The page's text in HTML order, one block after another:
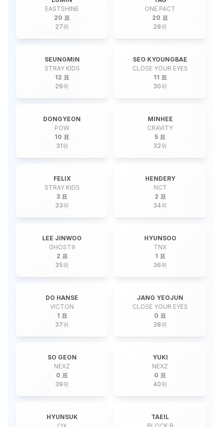
EASTSHINE
20 표
27위
ONE PACT
20 표
28위
SEUNGMIN
STRAY KIDS
12 표
29위
SEO KYOUNGBAE
CLOSE YOUR EYES
11 표
30위
DONGYEON
POW
10 표
31위
MINHEE
CRAVITY
5 표
32위
FELIX
STRAY KIDS
3 표
33위
HENDERY
NCT
2 표
34위
LEE JINWOO
GHOST9
2 표
35위
HYUNSOO
TNX
1 표
36위
DO HANSE
VICTON
1 표
37위
JANG YEOJUN
CLOSE YOUR EYES
0 표
38위
SO GEON
NEXZ
0 표
39위
YUKI
NEXZ
0 표
40위
HYUNSUK
TAEIL